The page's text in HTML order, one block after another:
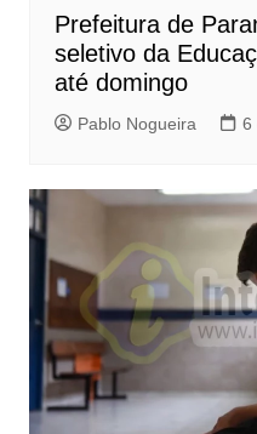
Prefeitura de
seletivo da
até domingo
Pablo Nogueira 6